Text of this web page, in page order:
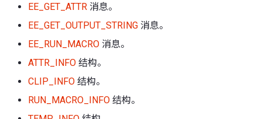
EE_GET_ATTR 消息。
EE_GET_OUTPUT_STRING 消息。
EE_RUN_MACRO 消息。
ATTR_INFO 结构。
CLIP_INFO 结构。
RUN_MACRO_INFO 结构。